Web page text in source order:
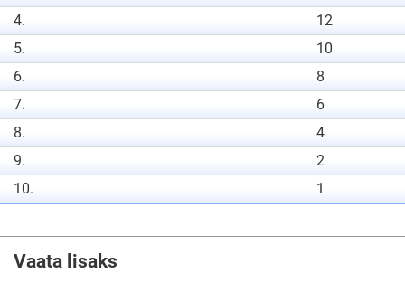
4.
12
5.
10
6.
8
7.
6
8.
4
9.
2
10.
1
Vaata lisaks